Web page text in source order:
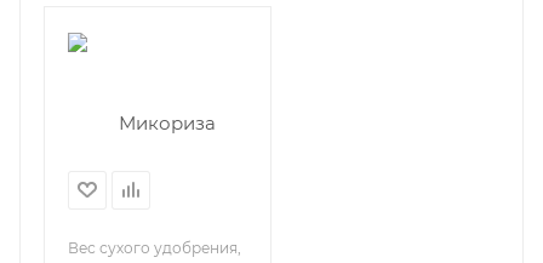
Вес сухого удобрения,